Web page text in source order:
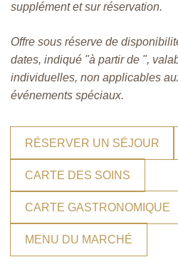
supplément et sur réservation.
Offre sous réserve de
dates, indiqué "à partir de ",
individuelles, non applicables
événements spéciaux.
RÉSERVER UN SÉJOUR
CARTE DES SOINS
CARTE GASTRONOMIQUE
MENU DU MARCHÉ